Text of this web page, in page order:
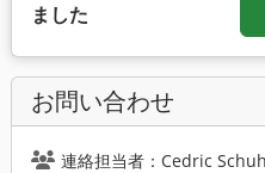
ました
お問い合わせ
連絡担当者：Cedric